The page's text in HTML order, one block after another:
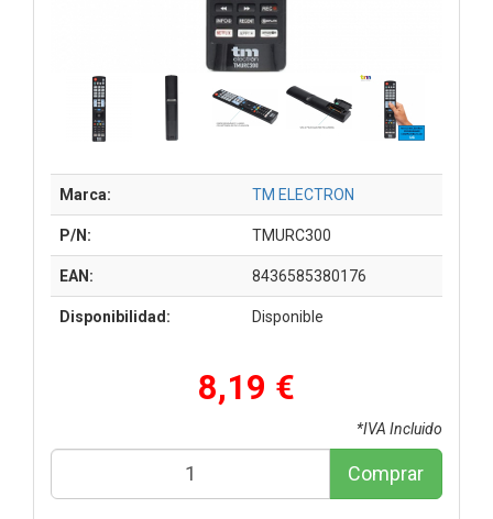
Marca: TM ELECTRON
P/N: TMURC300
EAN: 8436585380176
Disponibilidad: Disponible
8,19 €
*IVA Incluido
Comprar